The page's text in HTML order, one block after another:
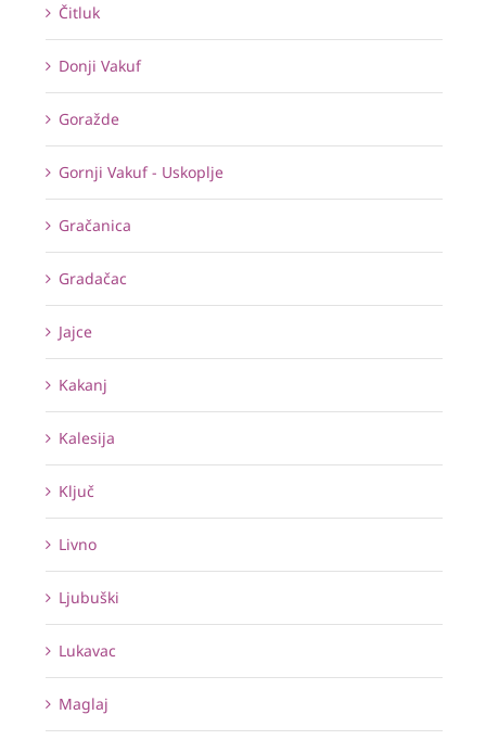
Čitluk
Donji Vakuf
Goražde
Gornji Vakuf - Uskoplje
Gračanica
Gradačac
Jajce
Kakanj
Kalesija
Ključ
Livno
Ljubuški
Lukavac
Maglaj